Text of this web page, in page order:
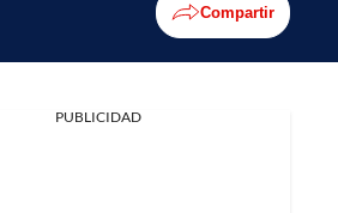
Compartir
PUBLICIDAD